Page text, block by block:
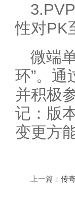
性对PK
微端
环”。通
并积极
记：版
变更方
上一篇： 传